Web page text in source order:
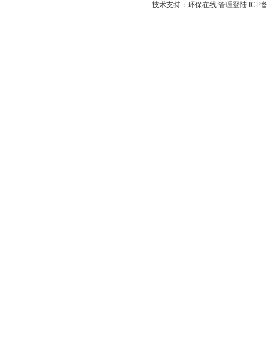
技术支持：环保在线 管理登陆 ICP